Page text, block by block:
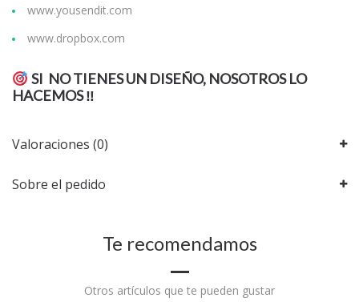
www.yousendit.com
www.dropbox.com
SI NO TIENES UN DISEÑO, NOSOTROS LO
HACEMOS ‼
Valoraciones (0)
Sobre el pedido
Te recomendamos
Otros artículos que te pueden gustar